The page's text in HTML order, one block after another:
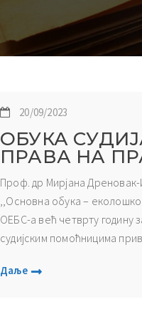
20/09/2023
ОБУКА
ПРАВА НА
Проф. др Мирјана
,,Основна обука – еколошко
ОЕБС-а већ четврту годину
судијским помоћницима
Даље